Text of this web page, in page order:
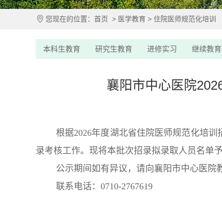
您现在的位置： 首页 > 医学教育 > 住院医师规范化培训
本科生教育 研究生教育 进修实习 继续教育
襄阳市中心医院
根据2026年度湖北省住院医师规范化培
录考核工作。现将本批次招录拟录取人员名单
公示期间如有异议，请向襄阳市中心医院
联系电话：0710-2767619